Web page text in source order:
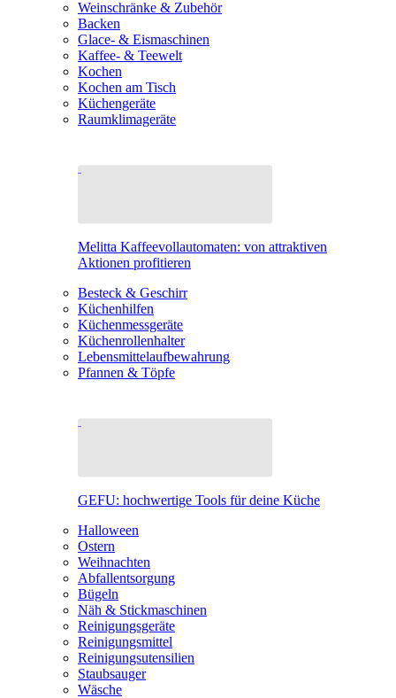
Weinschränke & Zubehör
Backen
Glace- & Eismaschinen
Kaffee- & Teewelt
Kochen
Kochen am Tisch
Küchengeräte
Raumklimageräte
Melitta Kaffeevollautomaten: von attraktiven
Aktionen profitieren
Besteck & Geschirr
Küchenhilfen
Küchenmessgeräte
Küchenrollenhalter
Lebensmittelaufbewahrung
Pfannen & Töpfe
GEFU: hochwertige Tools für deine Küche
Halloween
Ostern
Weihnachten
Abfallentsorgung
Bügeln
Näh & Stickmaschinen
Reinigungsgeräte
Reinigungsmittel
Reinigungsutensilien
Staubsauger
Wäsche